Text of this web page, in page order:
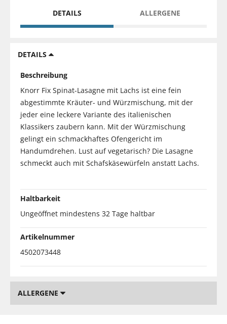
DETAILS ALLERGENE
DETAILS
Beschreibung
Knorr Fix Spinat-Lasagne mit Lachs ist eine fein
abgestimmte Kräuter- und Würzmischung, mit der
jeder eine leckere Variante des italienischen
Klassikers zaubern kann. Mit der Würzmischung
gelingt ein schmackhaftes Ofengericht im
Handumdrehen. Lust auf vegetarisch? Die Lasagne
schmeckt auch mit Schafskäsewürfeln anstatt Lachs.
Haltbarkeit
Ungeöffnet mindestens 32 Tage haltbar
Artikelnummer
4502073448
ALLERGENE